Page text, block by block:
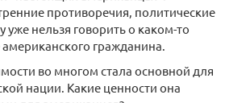
противоречия, политические
уже нельзя говорить о каком-то
гражданина.
во многом стала основной для
нации. Какие ценности она